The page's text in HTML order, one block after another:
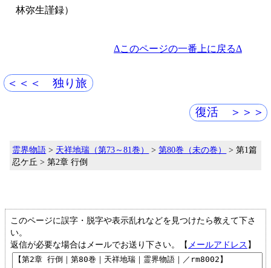
林弥生謹録）
Δこのページの一番上に戻るΔ
＜＜＜ 独り旅
復活 ＞＞＞
霊界物語 > 天祥地瑞（第73～81巻） >第80巻（未の巻）
> 第1篇
忍ケ丘 > 第2章 行倒
このページに誤字・脱字や表示乱れなどを見つけたら教えて下さ
い。
返信が必要な場合はメールでお送り下さい。【 メールアドレス 】